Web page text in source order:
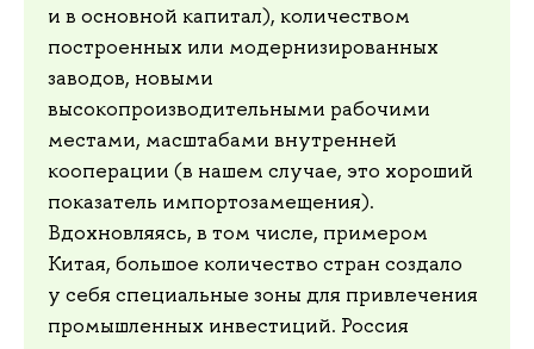
и в основной капитал), количеством
построенных или модернизированных
заводов, новыми
высокопроизводительными рабочими
местами, масштабами внутренней
кооперации (в нашем случае, это хороший
показатель импортозамещения).
Вдохновляясь, в том числе, примером
Китая, большое количество стран создало
у себя специальные зоны для привлечения
промышленных инвестиций. Россия